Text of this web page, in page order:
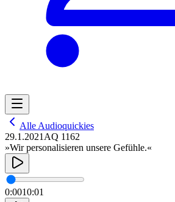
Alle Audioquickies
29.1.2021 AQ 1162
»Wir personalisieren unsere Gefühle.«
0:0010:01